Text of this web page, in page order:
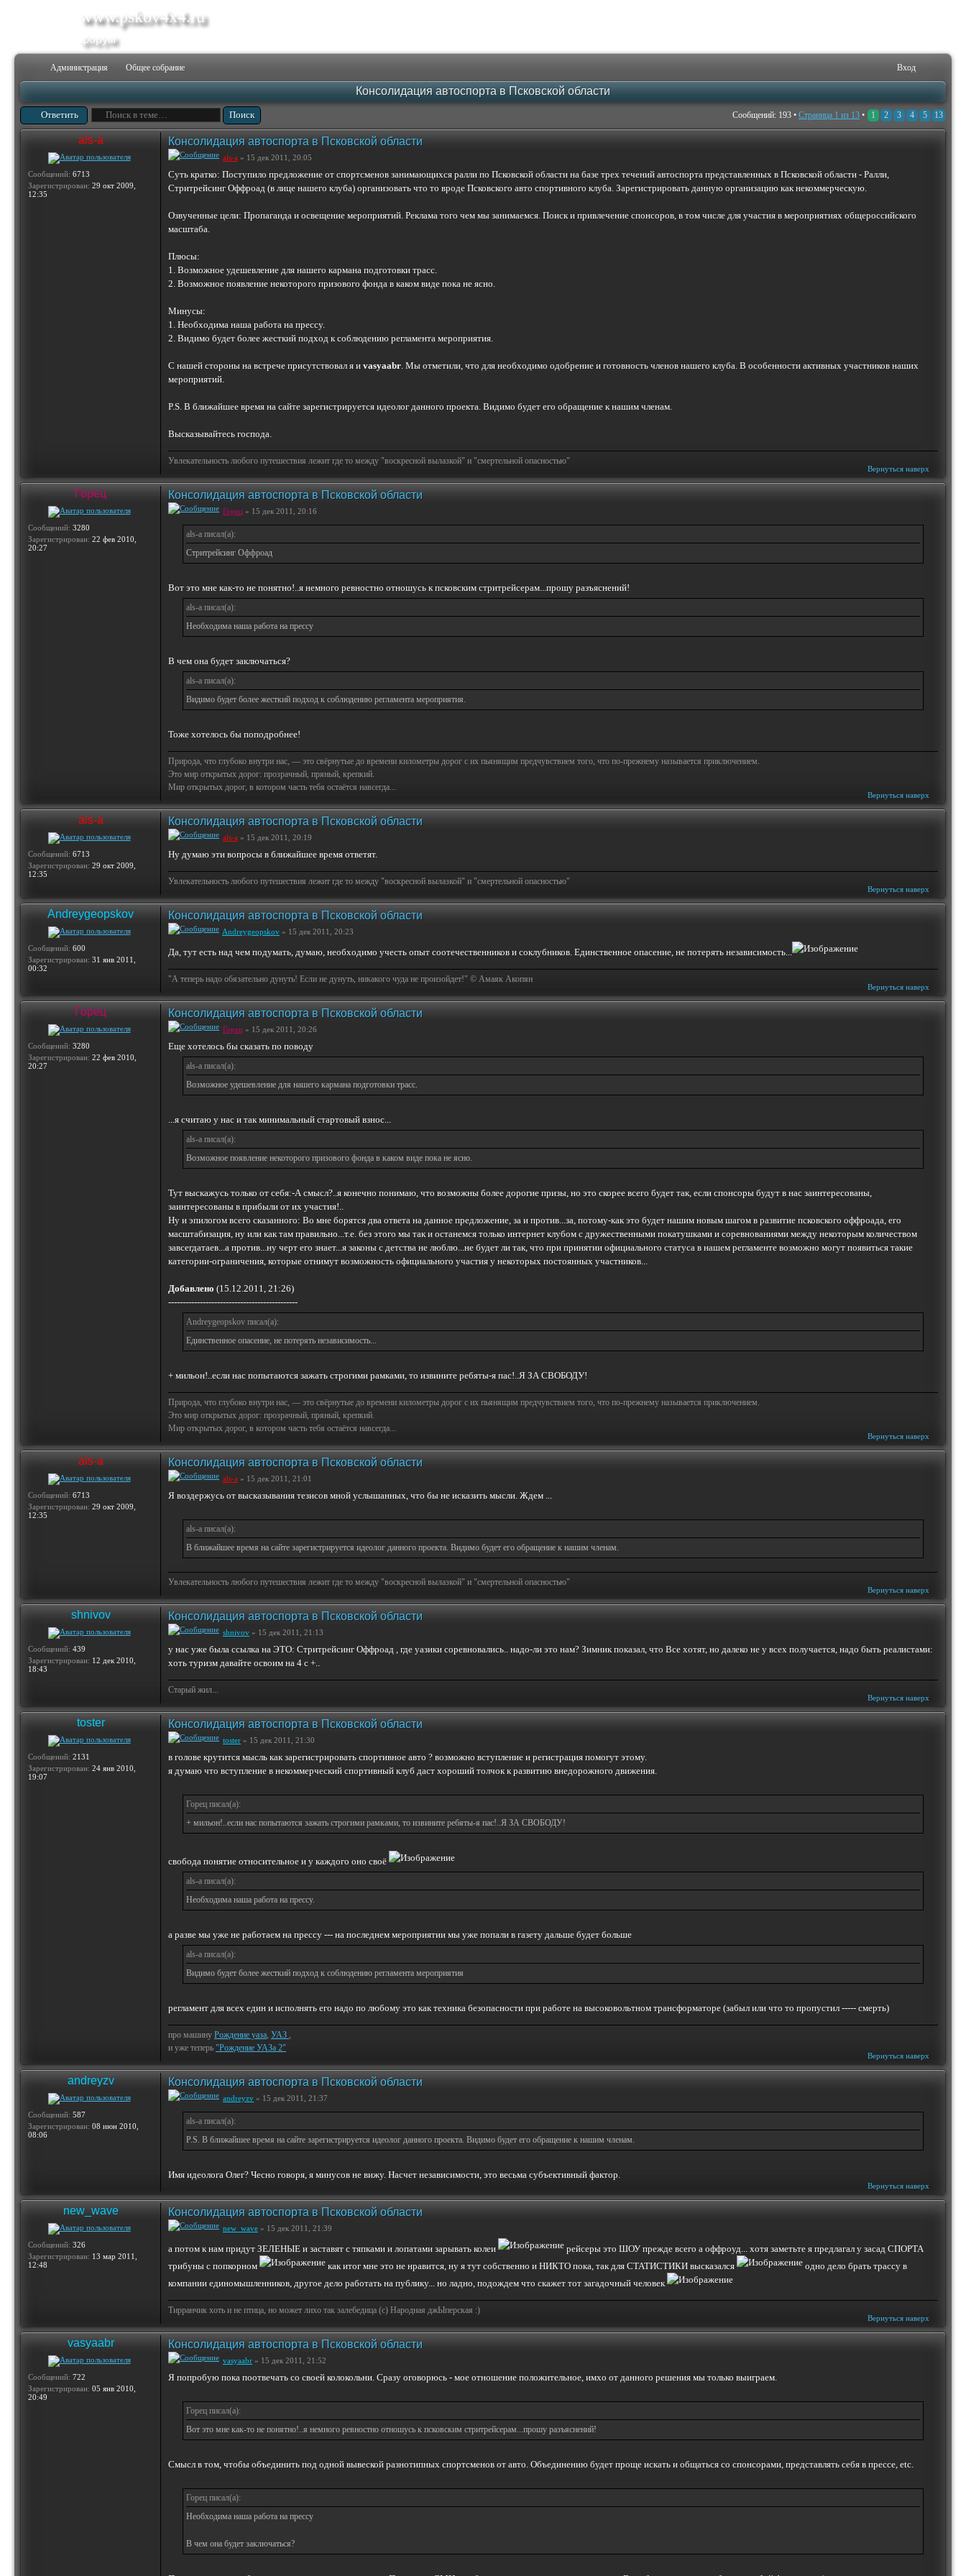
www.pskov4x4.ru
форум
Администрация Общее собрание Вход
Консолидация автоспорта в Псковской области
Ответить Сообщений: 193 • Страница 1 из 13 • 1 2 3 4 5 13
als-a
Сообщений: 6713
Зарегистрирован: 29 окт 2009,
12:35
Консолидация автоспорта в Псковской области
als-a » 15 дек 2011, 20:05
Суть кратко: Поступило предложение от спортсменов занимающихся ралли по Псковской области на базе трех течений автоспорта представленных в Псковской области - Ралли,
Стритрейсинг Оффроад (в лице нашего клуба) организовать что то вроде Псковского авто спортивного клуба. Зарегистрировать данную организацию как некоммерческую.
Озвученные цели: Пропаганда и освещение мероприятий. Реклама того чем мы занимаемся. Поиск и привлечение спонсоров, в том числе для участия в мероприятиях общероссийского
масштаба.
Плюсы:
1. Возможное удешевление для нашего кармана подготовки трасс.
2. Возможное появление некоторого призового фонда в каком виде пока не ясно.
Минусы:
1. Необходима наша работа на прессу.
2. Видимо будет более жесткий подход к соблюдению регламента мероприятия.
С нашей стороны на встрече присутствовал я и vasyaabr. Мы отметили, что для необходимо одобрение и готовность членов нашего клуба. В особенности активных участников наших
мероприятий.
P.S. В ближайшее время на сайте зарегистрируется идеолог данного проекта. Видимо будет его обращение к нашим членам.
Высказывайтесь господа.
Увлекательность любого путешествия лежит где то между "воскресной вылазкой" и "смертельной опасностью"
Вернуться наверх
Горец
Сообщений: 3280
Зарегистрирован: 22 фев 2010,
20:27
Консолидация автоспорта в Псковской области
Горец » 15 дек 2011, 20:16
als-a писал(а):
Стритрейсинг Оффроад
Вот это мне как-то не понятно!..я немного ревностно отношусь к псковским стритрейсерам...прошу разъяснений!
als-a писал(а):
Необходима наша работа на прессу
В чем она будет заключаться?
als-a писал(а):
Видимо будет более жесткий подход к соблюдению регламента мероприятия.
Тоже хотелось бы поподробнее!
Природа, что глубоко внутри нас, — это свёрнутые до времени километры дорог с их пьянящим предчувствием того, что по-прежнему называется приключением.
Это мир открытых дорог: прозрачный, пряный, крепкий.
Мир открытых дорог, в котором часть тебя остаётся навсегда...
Вернуться наверх
als-a
Сообщений: 6713
Зарегистрирован: 29 окт 2009,
12:35
Консолидация автоспорта в Псковской области
als-a » 15 дек 2011, 20:19
Ну думаю эти вопросы в ближайшее время ответят.
Увлекательность любого путешествия лежит где то между "воскресной вылазкой" и "смертельной опасностью"
Вернуться наверх
Andreygeopskov
Сообщений: 600
Зарегистрирован: 31 янв 2011,
00:32
Консолидация автоспорта в Псковской области
Andreygeopskov » 15 дек 2011, 20:23
Да, тут есть над чем подумать, думаю, необходимо учесть опыт соотечественников и соклубников. Единственное опасение, не потерять независимость...
"А теперь надо обязательно дунуть! Если не дунуть, никакого чуда не произойдет!" © Амаяк Акопян
Вернуться наверх
Горец
Сообщений: 3280
Зарегистрирован: 22 фев 2010,
20:27
Консолидация автоспорта в Псковской области
Горец » 15 дек 2011, 20:26
Еще хотелось бы сказать по поводу
als-a писал(а):
Возможное удешевление для нашего кармана подготовки трасс.
...я считаю у нас и так минимальный стартовый взнос...
als-a писал(а):
Возможное появление некоторого призового фонда в каком виде пока не ясно.
Тут выскажусь только от себя:-А смысл?..я конечно понимаю, что возможны более дорогие призы, но это скорее всего будет так, если спонсоры будут в нас заинтересованы,
заинтересованы в прибыли от их участия!..
Ну и эпилогом всего сказанного: Во мне борятся два ответа на данное предложение, за и против...за, потому-как это будет нашим новым шагом в развитие псковского оффроада, его
масштабизация, ну или как там правильно...т.е. без этого мы так и останемся только интернет клубом с дружественными покатушками и соревнованиями между некоторым количеством
завсегдатаев...а против...ну черт его знает...я законы с детства не люблю...не будет ли так, что при принятии официального статуса в нашем регламенте возможно могут появиться такие
категории-ограничения, которые отнимут возможность официального участия у некоторых постоянных участников...
Добавлено (15.12.2011, 21:26)
---------------------------------------------
Andreygeopskov писал(а):
Единственное опасение, не потерять независимость...
+ мильон!..если нас попытаются зажать строгими рамками, то извините ребяты-я пас!..Я ЗА СВОБОДУ!
Природа, что глубоко внутри нас, — это свёрнутые до времени километры дорог с их пьянящим предчувствием того, что по-прежнему называется приключением.
Это мир открытых дорог: прозрачный, пряный, крепкий.
Мир открытых дорог, в котором часть тебя остаётся навсегда...
Вернуться наверх
als-a
Сообщений: 6713
Зарегистрирован: 29 окт 2009,
12:35
Консолидация автоспорта в Псковской области
als-a » 15 дек 2011, 21:01
Я воздержусь от высказывания тезисов мной услышанных, что бы не исказить мысли. Ждем ...
als-a писал(а):
В ближайшее время на сайте зарегистрируется идеолог данного проекта. Видимо будет его обращение к нашим членам.
Увлекательность любого путешествия лежит где то между "воскресной вылазкой" и "смертельной опасностью"
Вернуться наверх
shnivov
Сообщений: 439
Зарегистрирован: 12 дек 2010,
18:43
Консолидация автоспорта в Псковской области
shnivov » 15 дек 2011, 21:13
у нас уже была ссылка на ЭТО: Стритрейсинг Оффроад , где уазики соревновались.. надо-ли это нам? Зимник показал, что Все хотят, но далеко не у всех получается, надо быть реалистами:
хоть туризм давайте освоим на 4 с +..
Старый жил...
Вернуться наверх
toster
Сообщений: 2131
Зарегистрирован: 24 янв 2010,
19:07
Консолидация автоспорта в Псковской области
toster » 15 дек 2011, 21:30
в голове крутится мысль как зарегистрировать спортивное авто ? возможно вступление и регистрация помогут этому.
я думаю что вступление в некоммерческий спортивный клуб даст хороший толчок к развитию внедорожного движения.
Горец писал(а):
+ мильон!..если нас попытаются зажать строгими рамками, то извините ребяты-я пас!..Я ЗА СВОБОДУ!
свобода понятие относительное и у каждого оно своё
als-a писал(а):
Необходима наша работа на прессу.
а разве мы уже не работаем на прессу --- на последнем мероприятии мы уже попали в газету дальше будет больше
als-a писал(а):
Видимо будет более жесткий подход к соблюдению регламента мероприятия
регламент для всех един и исполнять его надо по любому это как техника безопасности при работе на высоковольтном трансформаторе (забыл или что то пропустил ----- смерть)
про машину Рождение уаза, УАЗ ,
и уже теперь "Рождение УАЗа 2"
Вернуться наверх
andreyzv
Сообщений: 587
Зарегистрирован: 08 июн 2010,
08:06
Консолидация автоспорта в Псковской области
andreyzv » 15 дек 2011, 21:37
als-a писал(а):
P.S. В ближайшее время на сайте зарегистрируется идеолог данного проекта. Видимо будет его обращение к нашим членам.
Имя идеолога Олег? Чесно говоря, я минусов не вижу. Насчет независимости, это весьма субъективный фактор.
Вернуться наверх
new_wave
Сообщений: 326
Зарегистрирован: 13 мар 2011,
12:48
Консолидация автоспорта в Псковской области
new_wave » 15 дек 2011, 21:39
а потом к нам придут ЗЕЛЕНЫЕ и заставят с тяпками и лопатами зарывать колеи
рейсеры это ШОУ прежде всего а оффроуд... хотя заметьте я предлагал у засад СПОРТА
трибуны с попкорном
как итог мне это не нравится, ну я тут собственно и НИКТО пока, так для СТАТИСТИКИ высказался
одно дело брать трассу в
компании единомышленников, другое дело работать на публику... но ладно, подождем что скажет тот загадочный человек
Тирранчик хоть и не птица, но может лихо так залебедица (с) Народная джЫперская :)
Вернуться наверх
vasyaabr
Сообщений: 722
Зарегистрирован: 05 янв 2010,
20:49
Консолидация автоспорта в Псковской области
vasyaabr » 15 дек 2011, 21:52
Я попробую пока поотвечать со своей колокольни. Сразу оговорюсь - мое отношение положительное, имхо от данного решения мы только выиграем.
Горец писал(а):
Вот это мне как-то не понятно!..я немного ревностно отношусь к псковским стритрейсерам...прошу разъяснений!
Смысл в том, чтобы объединить под одной вывеской разнотипных спортсменов от авто. Объединению будет проще искать и общаться со спонсорами, представлять себя в прессе, etc.
Горец писал(а):
Необходима наша работа на прессу
В чем она будет заключаться?